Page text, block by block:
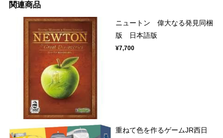
関連商品
ニュートン 偉大なる発見同梱
版 日本語版
¥7,700
重ねて色を作るゲームJR西日